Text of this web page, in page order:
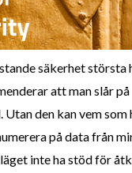
säkerhet största
att man slår på
den kan vem som
på data från
inte ha stöd för